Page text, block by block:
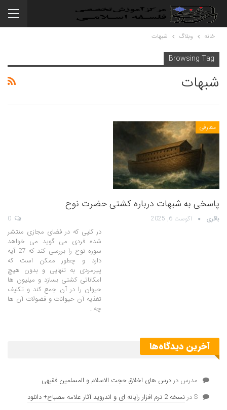
خانه وبلاگ شبهات
Browsing Tag
شبهات
معارفی
پاسخی به شبهات درباره کشتی حضرت نوح
باقری آگوست 6, 2025
در کلپی که در فضای مجازی منتشر
شده فردی می گوید می خواهد
سوره نوح را بررسی کند که 27 آیه
دارد و چطور ممکن است که
پیرمردی به تنهایی و بدون هیچ
امکاناتی کشتی بسازد و میلیون ها
حیوان را در آن جمع کند و تکلیف
تغذیه آن حیوانات و فضولات آن ها
چه…
آخرین دیدگاه‌ها
مدرس در درس های اخلاق حجت الاسلام و المسلمین فقیهی
Sدر نسخه 2 نرم افزار رایانه ای و اندروید آثار علامه مصباح+ دانلود